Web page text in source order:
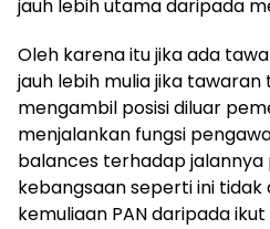
jauh lebih utama daripada
Oleh karena itu jika ada
jauh lebih mulia jika
mengambil posisi diluar
menjalankan fungsi
balances terhadap
kebangsaan seperti ini
kemuliaan PAN daripada